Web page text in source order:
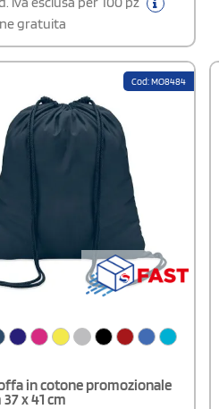
ed economici, ideali per fiere di
eventi promozionali con tante
di stampa: cm. 20x28
gratuita
Cod: MO8484
in cotone promozionale
x 41 cm